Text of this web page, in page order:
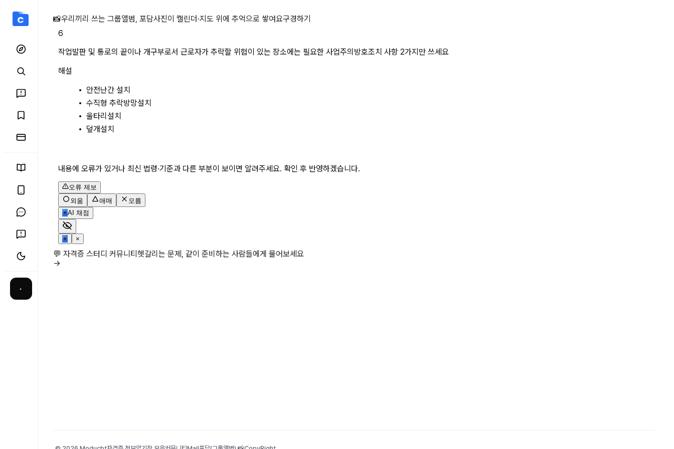
·
작업발판 및 통로의 끝이나 개구부로서 근로자가 추락할 위험이 있는 장소에는 필요한 사 상세 페이지
📸우리끼리 쓰는 그룹앨범, 포담사진이 캘린더·지도 위에 추억으로 쌓여요구경하기
6
작업발판 및 통로의 끝이나 개구부로서 근로자가 추락할 위험이 있는 장소에는 필요한 사업주의방호조치 사항 2가지만 쓰세요
해설
안전난간 설치
수직형 추락방망설치
울타리설치
덮개설치
내용에 오류가 있거나 최신 법령·기준과 다른 부분이 보이면 알려주세요. 확인 후 반영하겠습니다.
오류 제보
외움
애매
모름
✳AI 채점
✳ ×
💬 자격증 스터디 커뮤니티헷갈리는 문제, 같이 준비하는 사람들에게 물어보세요
→